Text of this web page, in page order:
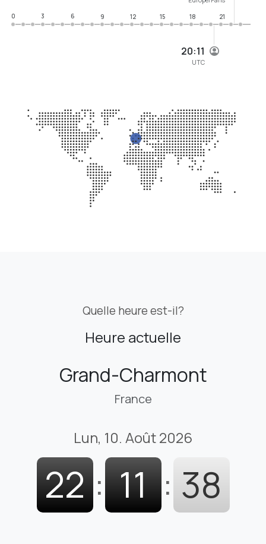
20:11
UTC
0
3 6 9 12 15 18 21
Quelle heure est-il?
Heure actuelle
Grand-Charmont
France
Lun, 10. Août 2026
22 : 11 : 39